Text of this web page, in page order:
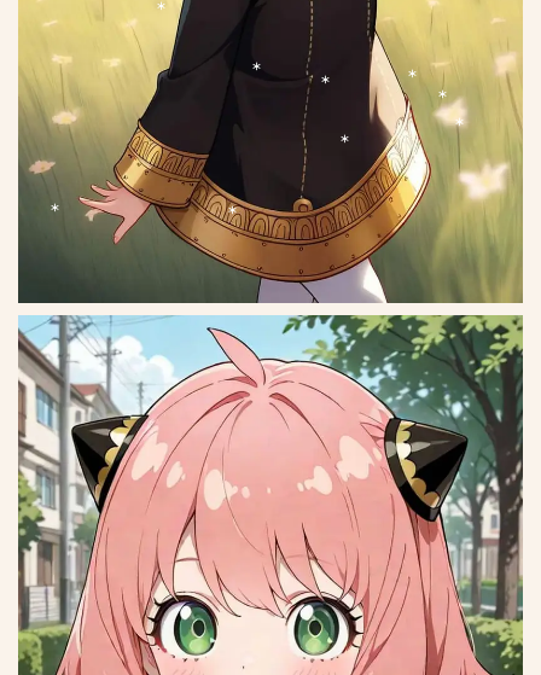
*
*
*
*
*
*
*
*
*
*
*
*
*
*
*
*
*
*